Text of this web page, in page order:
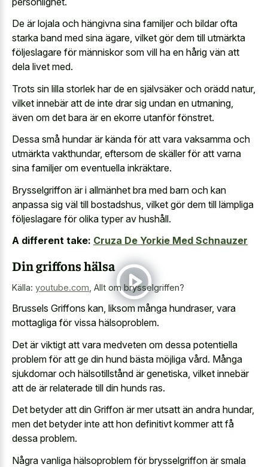
De är lojala och hängivna sina familjer och bildar ofta
starka band med sina ägare, vilket gör dem till utmärkta
följeslagare för människor som vill ha en hårig vän att
dela livet med.
Trots sin lilla storlek har de en självsäker och orädd natur,
vilket innebär att de inte drar sig undan en utmaning,
även om det bara är en ekorre utanför fönstret.
Dessa små hundar är kända för att vara vaksamma och
utmärkta vakthundar, eftersom de skäller för att varna
sina familjer om eventuella inkräktare.
Brysselgriffon är i allmänhet bra med barn och kan
anpassa sig väl till bostadshus, vilket gör dem till lämpliga
följeslagare för olika typer av hushåll.
A different take: Cruza De Yorkie Med Schnauzer
Din griffons hälsa
Källa: youtube.com Allt om brysselgriffen?
Brussels Griffons kan, liksom många hundraser, vara
mottagliga för vissa hälsoproblem.
Det är viktigt att vara medveten om dessa potentiella
problem för att ge din hund bästa möjliga vård. Många
sjukdomar och hälsotillstånd är genetiska, vilket innebär
att de är relaterade till din hunds ras.
Det betyder att din Griffon är mer utsatt än andra hundar,
men det betyder inte att hon definitivt kommer att få
dessa problem.
Några vanliga hälsoproblem för brysselgriffon är smala